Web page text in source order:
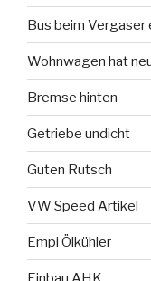
Bus beim Vergaser
Wohnwagen hat
Bremse hinten
Getriebe undicht
Guten Rutsch
VW Speed Artikel
Empi Ölkühler